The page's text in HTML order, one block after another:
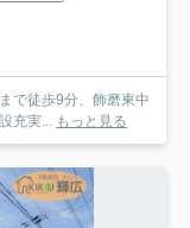
で徒歩9分、飾磨東中
充実... もっと見る